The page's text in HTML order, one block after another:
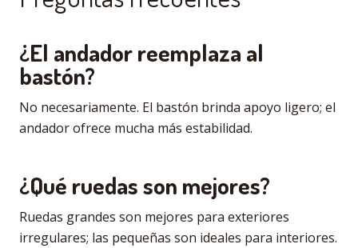
¿El andador reemplaza al
bastón?
No necesariamente. El bastón brinda apoyo ligero; el
andador ofrece mucha más estabilidad.
¿Qué ruedas son mejores?
Ruedas grandes son mejores para exteriores
irregulares; las pequeñas son ideales para interiores.